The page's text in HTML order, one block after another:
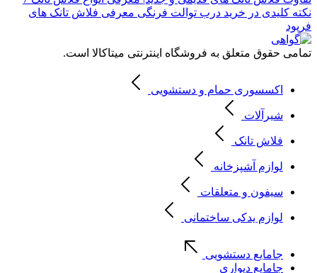
نکته کلیدی در خرید درب توالت فرنگی معرفی فلاش تانک های
فرپود
تمامی حقوق متعلق به فروشگاه اینترنتی میتاکالا است.
اکسسوری حمام و دستشویی
شیرآلات
فلاش تانک
لوازم آشپزخانه
سیفون و متعلقات
لوازم یدکی ساختمانی
جامایع دستشویی
جامایع دیواری